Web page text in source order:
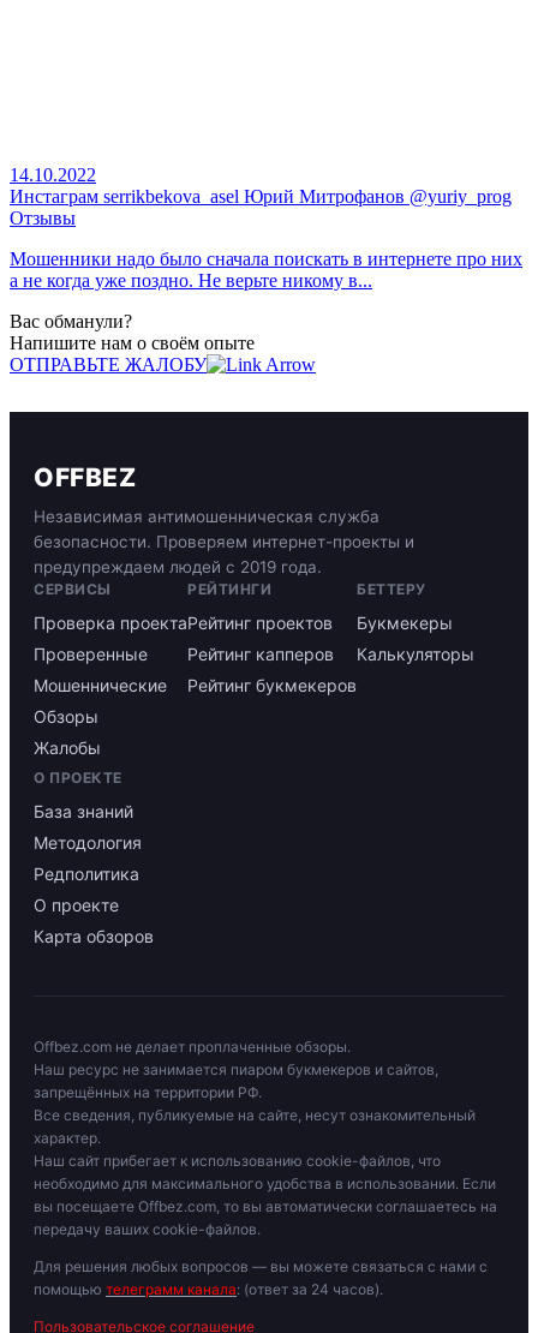
14.10.2022
Инстаграм serrikbekova_asel Юрий Митрофанов @yuriy_prog
Отзывы
Мошенники надо было сначала поискать в интернете про них
а не когда уже поздно. Не верьте никому в...
Вас обманули?
Напишите нам о своём опыте
ОТПРАВЬТЕ ЖАЛОБУ
OFFBEZ
Независимая антимошенническая служба
безопасности. Проверяем интернет-проекты и
предупреждаем людей с 2019 года.
СЕРВИСЫ
Проверка проекта
Проверенные
Мошеннические
Обзоры
Жалобы
РЕЙТИНГИ
Рейтинг проектов
Рейтинг капперов
Рейтинг букмекеров
БЕТТЕРУ
Букмекеры
Калькуляторы
О ПРОЕКТЕ
База знаний
Методология
Редполитика
О проекте
Карта обзоров
Offbez.com не делает проплаченные обзоры.
Наш ресурс не занимается пиаром букмекеров и сайтов,
запрещённых на территории РФ.
Все сведения, публикуемые на сайте, несут ознакомительный
характер.
Наш сайт прибегает к использованию cookie-файлов, что
необходимо для максимального удобства в использовании. Если
вы посещаете Offbez.com, то вы автоматически соглашаетесь на
передачу ваших cookie-файлов.
Для решения любых вопросов — вы можете связаться с нами с
помощью телеграмм канала: (ответ за 24 часов).
Пользовательское соглашение